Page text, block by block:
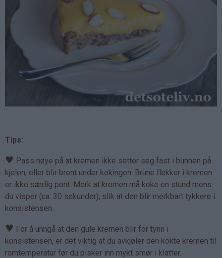
Tips:
♥ Pass nøye på at kremen ikke setter seg fast i bunnen på
kjelen, eller blir brent under kokingen. Brune flekker i kremen
er ikke særlig pent. Merk at kremen må koke en stund mens
du visper (ca. 30 sekunder), slik at den blir merkbart tykkere i
konsistensen.
♥ For å unngå at den gule kremen blir for tynn i
konsistensen, er det viktig at du avkjøler den kokte kremen til
romtemperatur før du pisker inn mykt smør i klatter.